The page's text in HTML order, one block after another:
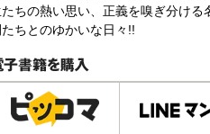
ちの熱い思い、正義を嗅ぎ分ける
たちとのゆかいな日々!!
書籍で購入